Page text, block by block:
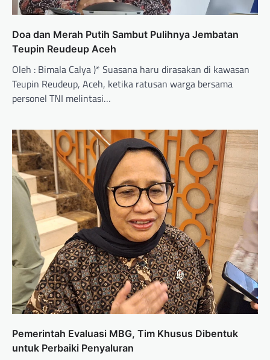
Doa dan Merah Putih Sambut Pulihnya Jembatan
Teupin Reudeup Aceh
Oleh : Bimala Calya )* Suasana haru dirasakan di kawasan
Teupin Reudeup, Aceh, ketika ratusan warga bersama
personel TNI melintasi…
Pemerintah Evaluasi MBG, Tim Khusus Dibentuk
untuk Perbaiki Penyaluran